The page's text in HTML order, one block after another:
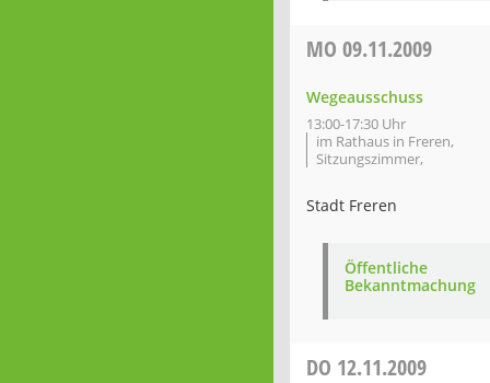
MO 09.11.2009
Wegeausschuss
13:00-17:30 Uhr
im Rathaus in Freren,
Sitzungszimmer,
Stadt Freren
Öffentliche
Bekanntmachung
DO 12.11.2009